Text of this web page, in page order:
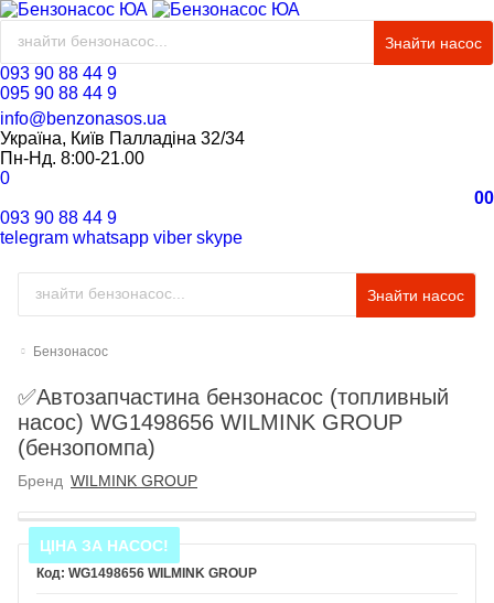
Знайти насос
093 90 88 44 9
095 90 88 44 9
info@benzonasos.ua
Україна, Київ Палладіна 32/34
Пн-Нд. 8:00-21.00
0
00
093 90 88 44 9
telegram whatsapp viber skype
Знайти насос
Бензонасос
✅Автозапчастина бензонасос (топливный
насос) WG1498656 WILMINK GROUP
(бензопомпа)
Бренд WILMINK GROUP
ЦІНА ЗА НАСОС!
WG1498656 WILMINK GROUP